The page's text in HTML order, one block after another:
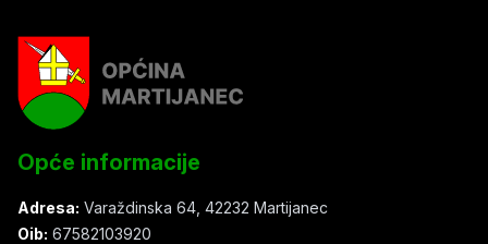
Opće informacije
Adresa: Varaždinska 64, 42232 Martijanec
Oib: 67582103920